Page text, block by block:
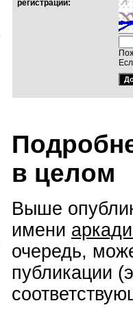
регистраций:
в целом
Выше
имени
очередь,
публикации